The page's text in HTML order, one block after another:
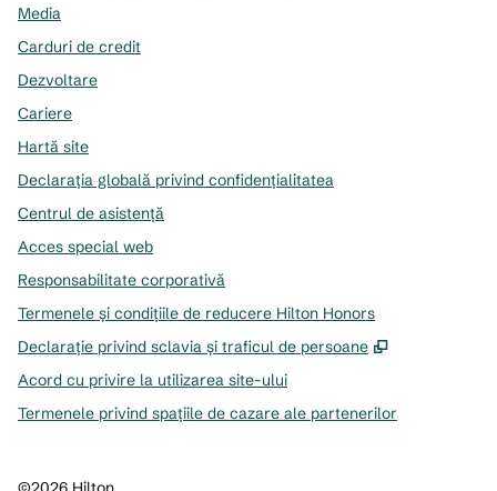
Media
Carduri de credit
Dezvoltare
Cariere
Hartă site
Declarația globală privind confidenţialitatea
Centrul de asistență
Acces special web
Responsabilitate corporativă
Termenele și condițiile de reducere Hilton Honors
Declarație privind sclavia și traficul de persoane
,
Acord cu privire la utilizarea site-ului
Termenele privind spațiile de cazare ale partenerilor